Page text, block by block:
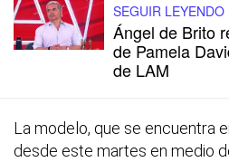
SEGUIR LEYENDO
Ángel de Brito
de Pamela
de LAM
La modelo, que se encuentra
desde este martes en medio